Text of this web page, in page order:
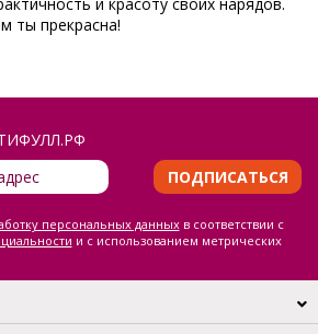
ты прекрасна!
ПОДПИСАТЬСЯ
персональных данныхв соответствии с
и с использованием метрических